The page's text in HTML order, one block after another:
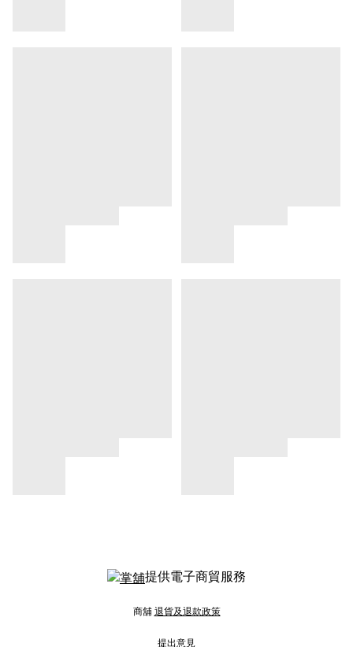
提供電子商貿服務
商舖 退貨及退款政策
提出意見